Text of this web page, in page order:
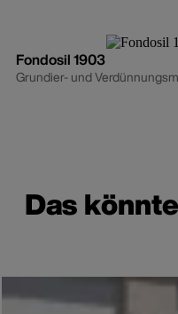
Fondosil 1903
Grundier- und
Das